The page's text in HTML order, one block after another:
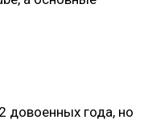
довоенных года, но